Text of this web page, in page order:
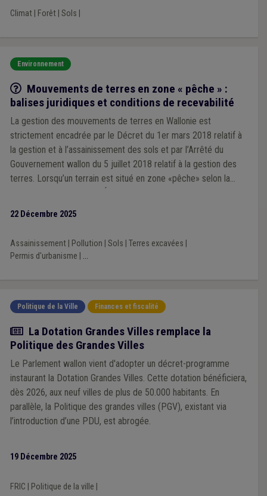
Climat| Forêt| Sols
Environnement
Q/R
Mouvements de terres en zone « pêche » :
balises juridiques et conditions de recevabilité
La gestion des mouvements de terres en Wallonie est
strictement encadrée par le Décret du 1er mars 2018 relatif à
la gestion et à l’assainissement des sols et par l’Arrêté du
Gouvernement wallon du 5 juillet 2018 relatif à la gestion des
terres. Lorsqu’un terrain est situé en zone «pêche» selon la
22 Décembre 2025
Assainissement| Pollution Sols Terres excavées
Permis d'urbanisme
...
Politique de la Ville Finances et fiscalité
Actualité
La Dotation Grandes Villes remplace la
Politique des Grandes Villes
Le Parlement wallon vient d'adopter un décret-programme
instaurant la Dotation Grandes Villes. Cette dotation bénéficiera,
dès 2026, aux neuf villes de plus de 50.000 habitants. En
parallèle, la Politique des grandes villes (PGV), existant via
l’introduction d’une PDU, est abrogée.
19 Décembre 2025
FRIC Politique de la ville